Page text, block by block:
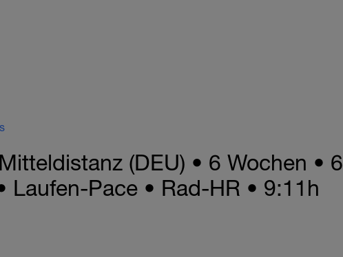
(DEU) • 6 Wochen • 6
Laufen-Pace • Rad-HR • 9:11h